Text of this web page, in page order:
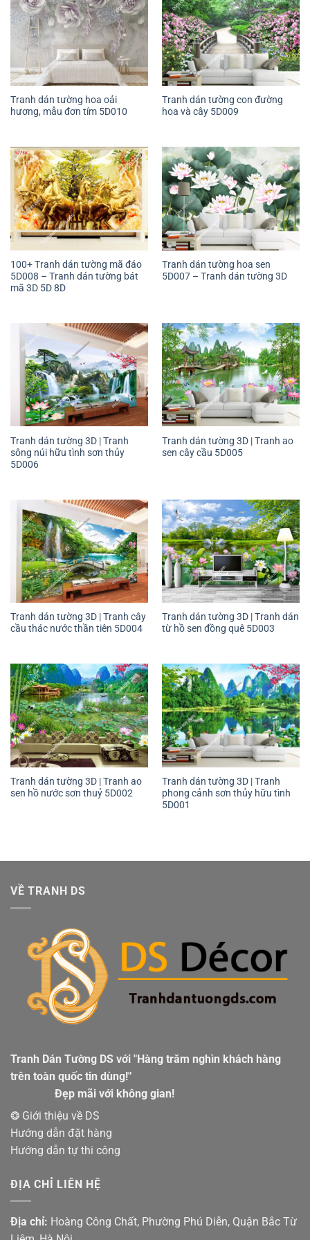
Tranh dán tường hoa oải
hương, mẫu đơn tím 5D010
Tranh dán tường con đường
hoa và cây 5D009
100+ Tranh dán tường mã đáo
5D008 – Tranh dán tường bát
mã 3D 5D 8D
Tranh dán tường hoa sen
5D007 – Tranh dán tường 3D
Tranh dán tường 3D | Tranh
sông núi hữu tình sơn thủy
5D006
Tranh dán tường 3D | Tranh ao
sen cây cầu 5D005
Tranh dán tường 3D | Tranh cây
cầu thác nước thần tiên 5D004
Tranh dán tường 3D | Tranh dán
từ hồ sen đồng quê 5D003
Tranh dán tường 3D | Tranh ao
sen hồ nước sơn thuỷ 5D002
Tranh dán tường 3D | Tranh
phong cảnh sơn thủy hữu tình
5D001
VỀ TRANH DS
Tranh Dán Tường DS với "Hàng trăm nghìn khách hàng
trên toàn quốc tin dùng!"
Đẹp mãi với không gian!
❂ Giới thiệu về DS
Hướng dẫn đặt hàng
Hướng dẫn tự thi công
ĐỊA CHỈ LIÊN HỆ
Địa chỉ: Hoàng Công Chất, Phường Phú Diễn, Quận Bắc Từ